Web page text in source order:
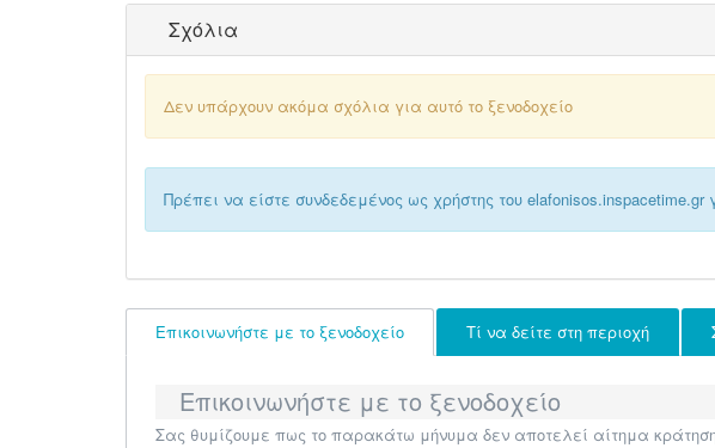
Σχόλια
Δεν υπάρχουν ακόμα σχόλια για αυτό το ξενοδοχείο
Πρέπει να είστε συνδεδεμένος ως χρήστης του
Επικοινωνήστε με το ξενοδοχείο Τί να δείτε στη περιοχή
Επικοινωνήστε με το ξενοδοχείο
Σας θυμίζουμε πως το παρακάτω μήνυμα δεν αποτελεί αίτημα